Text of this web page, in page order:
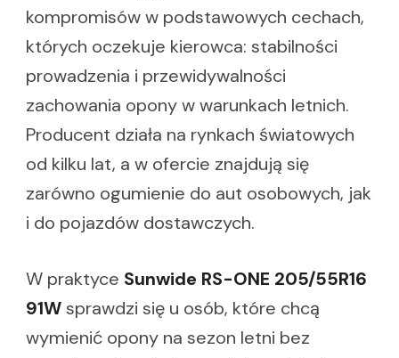
kompromisów w podstawowych cechach,
których oczekuje kierowca: stabilności
prowadzenia i przewidywalności
zachowania opony w warunkach letnich.
Producent działa na rynkach światowych
od kilku lat, a w ofercie znajdują się
zarówno ogumienie do aut osobowych, jak
i do pojazdów dostawczych.
W praktyce Sunwide RS-ONE 205/55R16
91Wsprawdzi się u osób, które chcą
wymienić opony na sezon letni bez